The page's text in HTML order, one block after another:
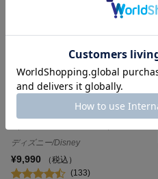
快適で軽やか、歩きたくなるス
トラップグミサンダル［日本
製］（ディズニー／リゲッタ）
ディズニー/Disney
¥9,990
（税込）
(133)